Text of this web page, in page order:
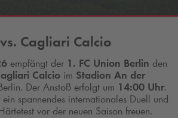
Cagliari Calcio
empfängt der 1. FC Union Berlin den
Calcio im Stadion An der
Der Anstoß erfolgt um 14:00 Uhr.
spannendes internationales Duell und
vor der neuen Saison freuen.